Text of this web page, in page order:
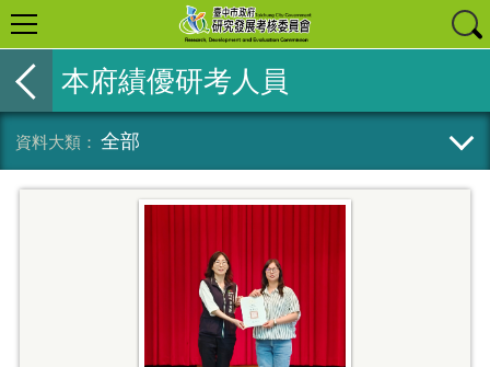
本府績優研考人員
全部